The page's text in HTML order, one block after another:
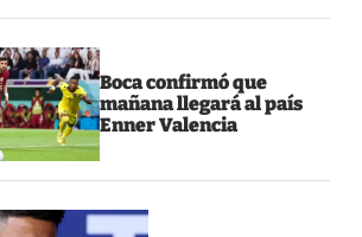
Boca confirmó que
mañana llegará al país
Enner Valencia